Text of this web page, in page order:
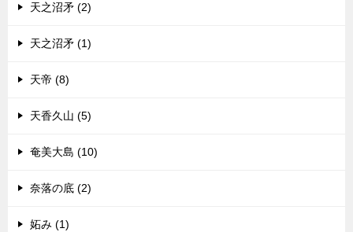
天之沼矛 (2)
天之沼矛 (1)
天帝 (8)
天香久山 (5)
奄美大島 (10)
奈落の底 (2)
妬み (1)